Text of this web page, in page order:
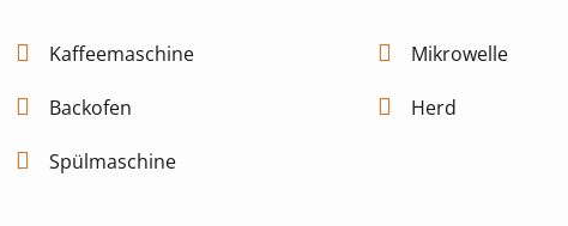
Kaffeemaschine Mikrowelle
Backofen Herd
Spülmaschine